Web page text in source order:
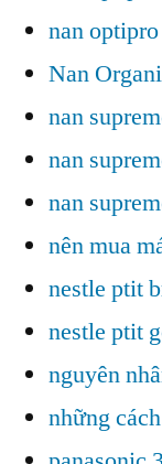
nan
Nan
nan
nan
nan
nên mua
nestle ptit
nestle ptit
nguyên
những